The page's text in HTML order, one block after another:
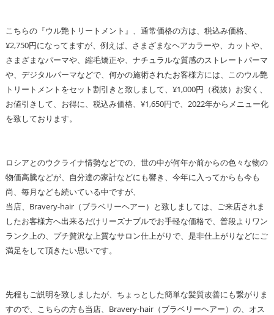
こちらの『ウル艶トリートメント』、通常価格の方は、税込み価格、
¥2,750円になってますが、例えば、さまざまなヘアカラーや、カットや、
さまざまなパーマや、縮毛矯正や、ナチュラルな質感のストレートパーマ
や、デジタルパーマなどで、何かの施術されたお客様方には、このウル艶
トリートメントをセット割引きと致しまして、¥1,000円（税抜）お安く、
お値引きして、お得に、税込み価格、¥1,650円で、2022年からメニュー化
を致しております。
ロシアとのウクライナ情勢などでの、世の中が何年か前からの色々な物の
物価高騰などが、自分達の家計などにも響き、今年に入ってからも今も
尚、毎月なども続いている中ですが、
当店、Bravery-hair（ブラベリーヘアー）と致しましては、ご来店されま
したお客様方へ出来るだけリーズナブルでお手軽な価格で、普段よりワン
ランク上の、プチ贅沢な上質なサロン仕上がりで、是非仕上がりなどにご
満足をして頂きたい思いです。
先程もご説明を致しましたが、ちょっとした簡単な髪質改善にも繋がりま
すので、こちらの方も当店、Bravery-hair（ブラベリーヘアー）の、オス